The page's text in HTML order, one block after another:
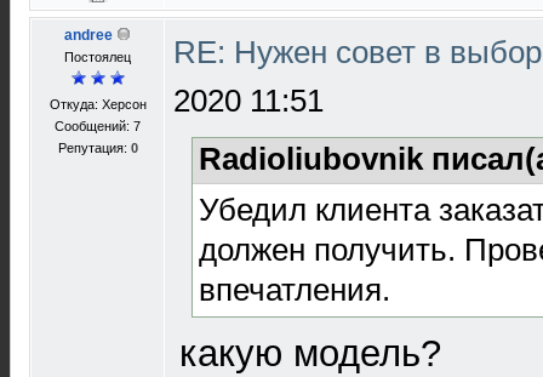
andree
Постоялец
Откуда: Херсон
Сообщений: 7
Репутация: 0
RE: Нужен совет в
2020 11:51
Radioliubovnik
Убедил клиента
должен получить.
впечатления.
какую модель?